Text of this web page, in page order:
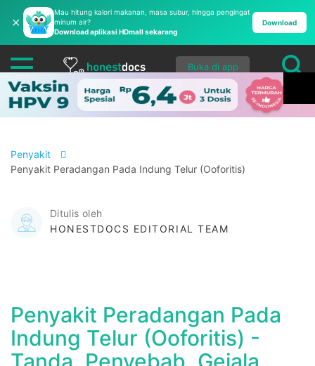
✕
Mau hitung kalori makanan, masa subur, hingga pengingat
minum air?
Download aplikasi HDmall sekarang
Download
Buka di app
Penyakit
Penyakit Peradangan Pada Indung Telur (Ooforitis)
Ditulis oleh
HONESTDOCS EDITORIAL TEAM
Penyakit Peradangan Pada
Indung Telur (Ooforitis) -